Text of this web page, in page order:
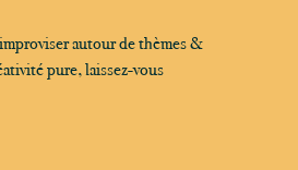
autour de thèmes &
pure, laissez-vous